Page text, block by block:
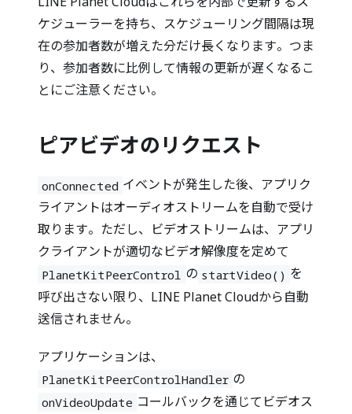
ケジューラーを持ち、スケジューリング間隔は現
在の参加者数が増えた分だけ長くなります。つま
り、参加者数に比例して情報の更新が遅くなるこ
とにご注意ください。
ピアビデオのリクエスト
onConnected イベントが発生した後、アプリク
ライアントはオーディオストリームを自動で受け
取ります。ただし、ビデオストリームは、アプリ
クライアントが適切なビデオ解像度を定めて
PlanetKitPeerControl の startVideo() を
呼び出さない限り、LINE Planet Cloudから自動
送信されません。
アプリケーションは、
PlanetKitPeerControlHandler の
onVideoUpdate コールバックを通じてビデオス